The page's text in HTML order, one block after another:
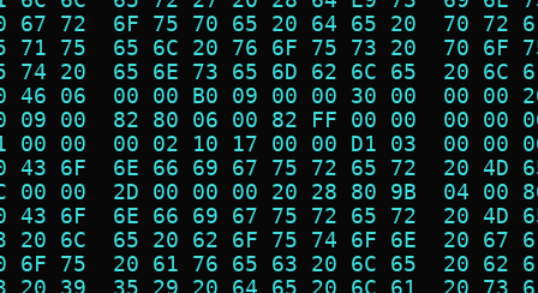
67 72  6F 75 70 65 20 64 65 20  70
71 75  65 6C 20 76 6F 75 73 20  70
74 20  65 6E 73 65 6D 62 6C 65  20
46 06  00 00 B0 09 00 00 30 00  00
09 00  82 80 06 00 82 FF 00 00  00
00 00  00 02 10 17 00 00 D1 03  00
43 6F  6E 66 69 67 75 72 65 72  20
00 00  2D 00 00 00 20 28 80 9B  04
43 6F  6E 66 69 67 75 72 65 72  20
20 6C  65 20 62 6F 75 74 6F 6E  20
6F 75  20 61 76 65 63 20 6C 65  20
20 39  35 29 20 64 65 20 6C 61  20